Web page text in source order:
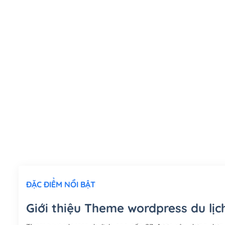
ĐẶC ĐIỂM NỔI BẬT
Giới thiệu Theme wordpress du